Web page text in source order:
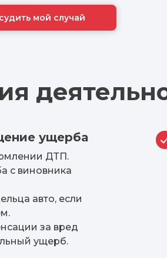
мой случай
ущерба
ДТП.
с виновника
авто, если
за вред
ущерб.